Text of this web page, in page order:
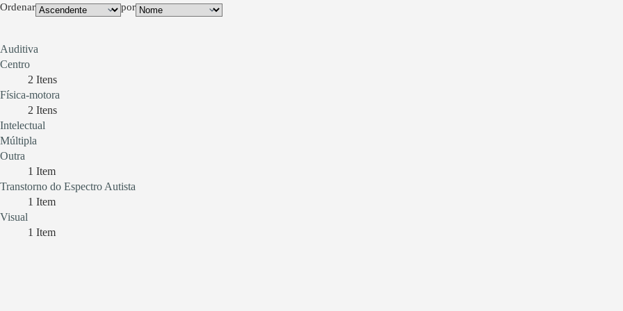
Ordenar por
Auditiva
Centro
2 Itens
Física-motora
2 Itens
Intelectual
Múltipla
Outra
1 Item
Transtorno do Espectro Autista
1 Item
Visual
1 Item